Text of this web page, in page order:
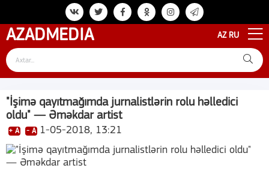
AZADMEDIA AZ RU
"İşimə qayıtmağımda jurnalistlərin rolu həlledici
oldu" — Əməkdar artist
+ A - A 1-05-2018, 13:21